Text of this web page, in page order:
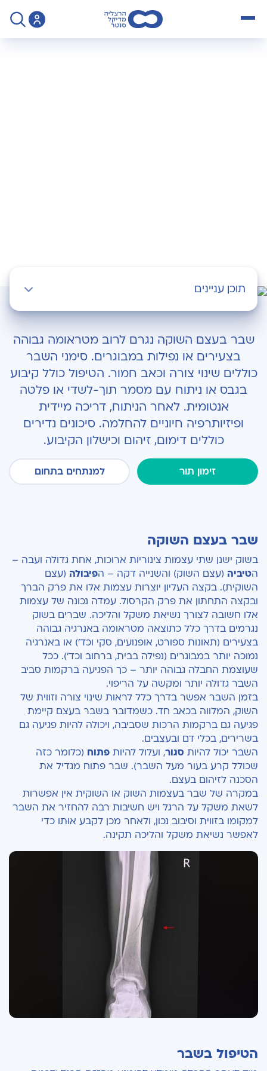
תוכן עניינים
הטיפול בשבר
מהלך הפעולה
לאחר הפעולה
תופעות לוואי
שבר בעצם השוקה נגרם לרוב מטראומה גבוהה
בצעירים או נפילות במבוגרים. סימני השבר
כוללים שינוי צורה וכאב חמור. הטיפול כולל קיבוע
בגבס או ניתוח עם מסמר תוך-לשדי או פלטה
אנטומית. לאחר הניתוח, דריכה מיידית
ופיזיותרפיה חיוניים להחלמה. סיכונים נדירים
כוללים דימום, זיהום וכישלון הקיבוע.
זימון תור למנתחים בתחום
שבר בעצם השוקה
בשוק ישנן שתי עצמות צינוריות ארוכות, אחת גדולה ועבה –
הטיביה (עצם השוק) והשנייה דקה – הפיבולה (עצם
השוקית). בקצה העליון יוצרות עצמות אלו את פרק הברך
ובקצה התחתון את פרק הקרסול. עמדה נכונה של עצמות
אלו חשובה לצורך נשיאת משקל והליכה. שברים בשוק
נגרמים בדרך כלל כתוצאה מטראומה באנרגיה גבוהה
בצעירים (תאונות ספורט, אופנועים, סקי וכד') או באנרגיה
נמוכה יותר במבוגרים (נפילה בבית, ברחוב וכד'). ככל
שעוצמת החבלה גבוהה יותר – כך הפגיעה ברקמות סביב
השבר גדולה יותר ומקשה על הריפוי.
בזמן השבר אפשר בדרך כלל לראות שינוי צורה וזווית של
השוק, המלווה בכאב חד. כשמדובר בשבר בעצם קיימת
פגיעה גם ברקמות הרכות שסביבה, ויכולה להיות פגיעה גם
בשרירים, בכלי דם ובעצבים.
השבר יכול להיות סגור, ועלול להיות פתוח (כלומר כזה
שכולל קרע בעור מעל השבר). שבר פתוח מגדיל את
הסכנה לזיהום בעצם.
במקרה של שבר בעצמות השוק או השוקית אין אפשרות
לשאת משקל על הרגל ויש חשיבות רבה להחזיר את השבר
למקומו בזווית וסיבוב נכון, ולאחר מכן לקבע אותו כדי
לאפשר נשיאת משקל והליכה תקינה.
הטיפול בשבר